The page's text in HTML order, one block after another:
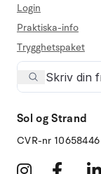
Login
Praktiska-info
Trygghetspaket
Sol og Strand
CVR-nr 10658446